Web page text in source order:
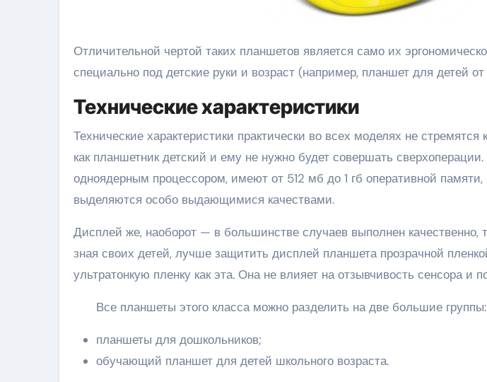
Отличительной чертой таких планшетов является само их
специально под детские руки и возраст (например, планшет для детей
Технические характеристики
Технические характеристики практически во всех моделях не
как планшетник детский и ему не нужно будет совершать
одноядерным процессором, имеют от 512 мб до 1 гб оперативной памяти,
выделяются особо выдающимися качествами.
Дисплей же, наоборот — в большинстве случаев выполнен качественно,
зная своих детей, лучше защитить дисплей планшета прозрачной
ультратонкую пленку как эта. Она не влияет на отзывчивость сенсора и
Все планшеты этого класса можно разделить на две большие группы:
планшеты для дошкольников;
обучающий планшет для детей школьного возраста.